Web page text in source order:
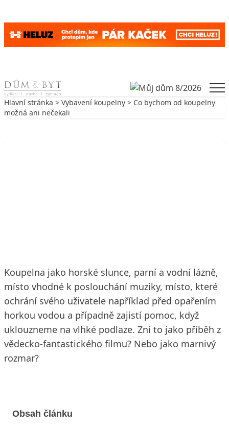
Skip to content
Hlavní stránka > Vybavení koupelny > Co bychom od koupelny
možná ani nečekali
Koupelna jako horské slunce, parní a vodní lázně,
místo vhodné k poslouchání muziky, místo, které
ochrání svého uživatele například před opařením
horkou vodou a případně zajistí pomoc, když
uklouzneme na vlhké podlaze. Zní to jako příběh z
vědecko-fantastického filmu? Nebo jako marnivý
rozmar?
Obsah článku